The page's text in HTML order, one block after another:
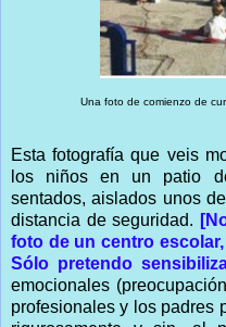
Una foto de comienzo de
Esta fotografía que veis
los niños en un patio
sentados, aislados unos
distancia de seguridad.
foto de un centro
Sólo pretendo
emocionales
profesionales y los padres